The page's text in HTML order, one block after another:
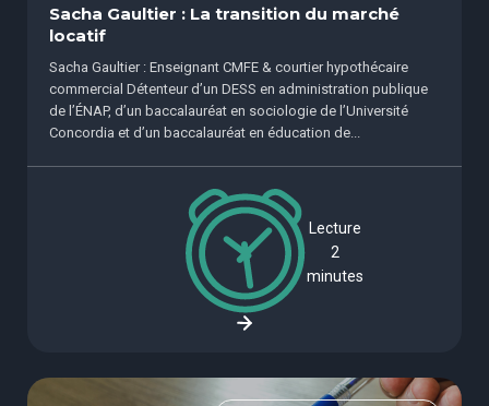
Sacha Gaultier : La transition du marché
locatif
Sacha Gaultier : Enseignant CMFE & courtier hypothécaire
commercial Détenteur d’un DESS en administration publique
de l’ÉNAP, d’un baccalauréat en sociologie de l’Université
Concordia et d’un baccalauréat en éducation de...
Lecture
2
minutes